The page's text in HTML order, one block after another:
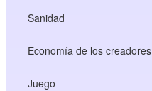
Sanidad
Economía de los creadores
Juego